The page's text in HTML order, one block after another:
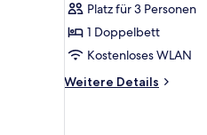
für
Standard-
Doppelzimmer
(Klein)
Platz für 3 Personen
1 Doppelbett
Kostenloses WLAN
Weitere Details
Weitere